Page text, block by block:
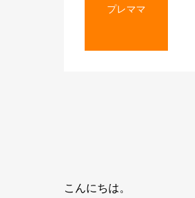
プレママ
こんにちは。